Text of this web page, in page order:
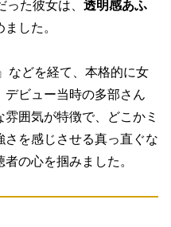
た彼女は、 透明感あふ
した。
などを経て、本格的に女
ビュー当時の多部さん
囲気が特徴で、
どこかミ
を感じさせる真っ直ぐな
の心を掴みました。